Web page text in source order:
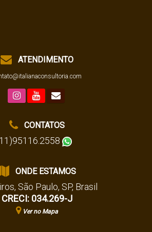
ATENDIMENTO
CONTATOS
ONDE ESTAMOS
, São Paulo, SP, Brasil
CRECI: 034.269-J
Ver no Mapa